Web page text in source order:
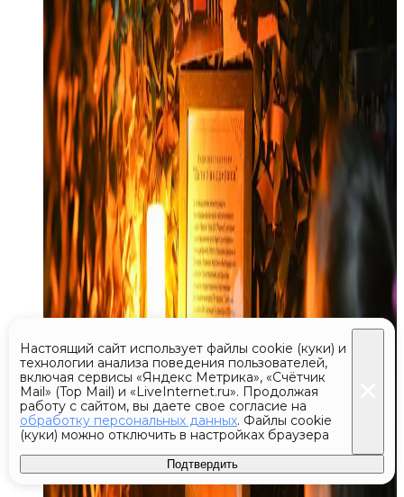
Настоящий сайт использует файлы cookie (куки) и
технологии анализа поведения пользователей,
включая сервисы «Яндекс Метрика», «Счётчик
Mail» (Top Mail) и «LiveInternet.ru». Продолжая
работу с сайтом, вы даете свое согласие на
обработку персональных данных. Файлы cookie
(куки) можно отключить в настройках браузера
Подтвердить